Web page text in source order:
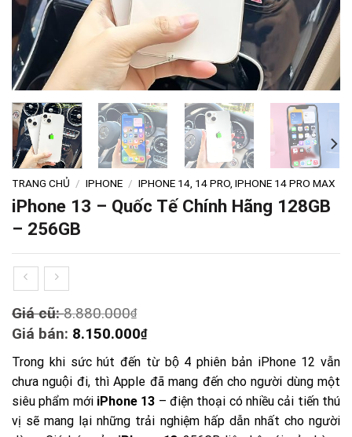
TRANG CHỦ / IPHONE / IPHONE 14, 14 PRO, IPHONE 14 PRO MAX
iPhone 13 – Quốc Tế Chính Hãng 128GB
– 256GB
Giá cũ:8.880.000₫
price
was:
8.880.000₫.
Giá bán: 8.150.000₫Current
price
is:
8.150.000₫.
Trong khi sức hút đến từ bộ 4 phiên bản iPhone 12 vẫn
chưa nguội đi, thì Apple đã mang đến cho người dùng một
siêu phẩm mới iPhone 13 – điện thoại có nhiều cải tiến thú
vị sẽ mang lại những trải nghiệm hấp dẫn nhất cho người